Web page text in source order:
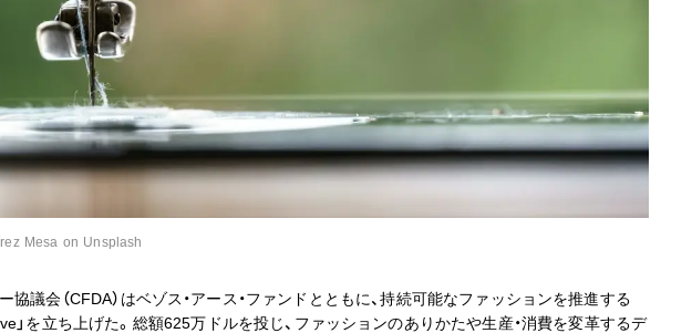
Mesa on Unsplash
協議会（CFDA）はベゾス・アース・ファンドとともに、持続可能なファッションを推進する
」を立ち上げた。総額625万ドルを投じ、ファッションのありかたや生産・消費を変革するデ